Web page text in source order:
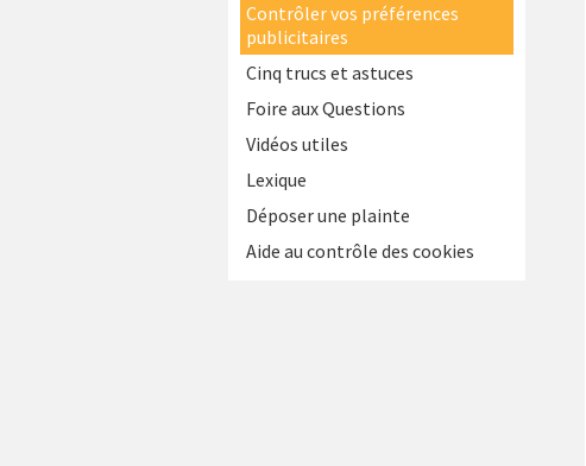
Contrôler vos préférences
publicitaires
Cinq trucs et astuces
Foire aux Questions
Vidéos utiles
Lexique
Déposer une plainte
Aide au contrôle des cookies